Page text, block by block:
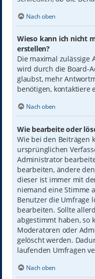
Nach oben
Wieso kann ich nicht
erstellen?
Die maximal zulässige
wird durch die Board-
glaubst, mehr
benötigen, kontaktiere
Nach oben
Wie bearbeite oder
Wie bei den Beiträgen
ursprünglichen
Administrator
bearbeiten, ändere
dieser ist immer mit
niemand eine Stimme
Benutzer die Umfrage
bearbeiten. Sollte
abgestimmt haben, so
Moderatoren oder
gelöscht werden.
laufenden Umfragen
Nach oben